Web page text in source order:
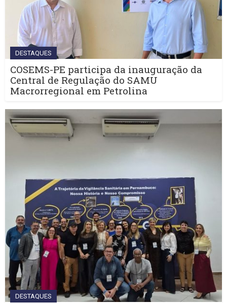
DESTAQUES
COSEMS-PE participa da inauguração da
Central de Regulação do SAMU
Macrorregional em Petrolina
DESTAQUES